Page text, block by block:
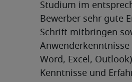
Studium im
Bewerber sehr gute
Schrift mitbringen
Anwenderkenntnisse
Word, Excel,
Kenntnisse und